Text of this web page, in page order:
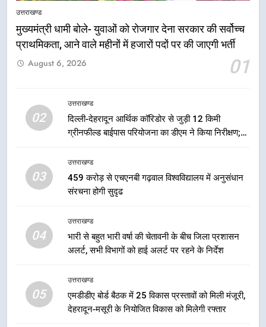
उत्तराखण्ड
मुख्यमंत्री धामी बोले- युवाओं को रोजगार देना सरकार की सर्वोच्च
प्राथमिकता, आने वाले महीनों में हजारों पदों पर की जाएगी भर्ती
01
August 6, 2026
02
उत्तराखण्ड
दिल्ली-देहरादून आर्थिक कॉरिडोर से जुड़ी 12 किमी
ग्रीनफील्ड बाईपास परियोजना का डीएम ने किया निरीक्षण;
सुरक्षा मानकों से कोई समझौता नहींः डीएम
03
उत्तराखण्ड
459 करोड़ से एचएनबी गढ़वाल विश्वविद्यालय में अनुसंधान
संरचना होगी सुदृढ
04
उत्तराखण्ड
भारी से बहुत भारी वर्षा की चेतावनी के बीच जिला प्रशासन
अलर्ट, सभी विभागों को हाई अलर्ट पर रहने के निर्देश
05
उत्तराखण्ड
एमडीडीए बोर्ड बैठक में 25 विकास प्रस्तावों को मिली मंजूरी,
देहरादून-मसूरी के नियोजित विकास को मिलेगी रफ्तार
को मिली मंजूरी, देहरादून-मसूरी के
नियोजित विकास को मिलेगी रफ्तार
उत्तराखण्ड
की हुई समीक्षा
उत्तराखण्ड
अभियुक्त को दून पुलिस ने हरिद्वार से किया
गिरफ्तार
उत्तराखण्ड
8
भारी बारिश का अलर्ट! 6 अगस्त को
1